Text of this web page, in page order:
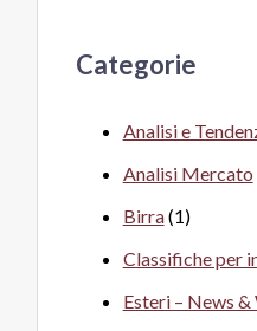
Categorie
Analisi e
Analisi Mercato
Birra(1)
Classifiche per
Esteri – News &